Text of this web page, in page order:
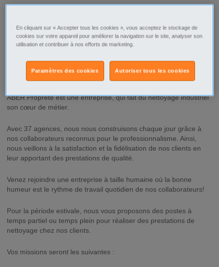
Fonction Commerce et prestation de proximité
Type de contrat CDD
Type d'emploi Temps partiel
ABER Propreté est une entreprise, qui fait du nettoyage industriel
son cœur de métier.
Avec 37 agences, nous nous construisons chaque jour grâce à
nos collaborateurs reconnus pour le professionnalisme. Ainsi,
nous veillons à la satisfaction et la fidélisation de nos clients en
leur apportant des prestations de qualité.
Venez rejoindre une entreprise à taille humaine où la bonne
humeur est le rythme de travail quotidien de nos collaborateurs!
Pour la période estivale, nous vous proposons des postes à
temps partiel ou temps plein pour réaliser des prestations de
nettoyage chez nos clients.
Vos missions seront les suivantes :
En cliquant sur « Accepter tous les cookies », vous acceptez le stockage de
cookies sur votre appareil pour améliorer la navigation sur le site, analyser son
utilisation et contribuer à nos efforts de marketing.
Autoriser tous les cookies
Paramètres des cookies